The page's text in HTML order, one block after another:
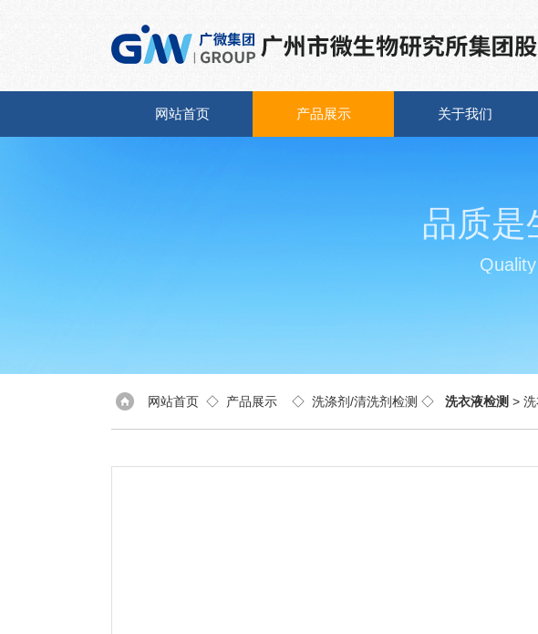
网站首页 产品展示 关于我们
品质是
网站首页 ◇ 产品展示 ◇ 洗涤剂/清洗剂检测 ◇ 洗衣液检测 > 洗